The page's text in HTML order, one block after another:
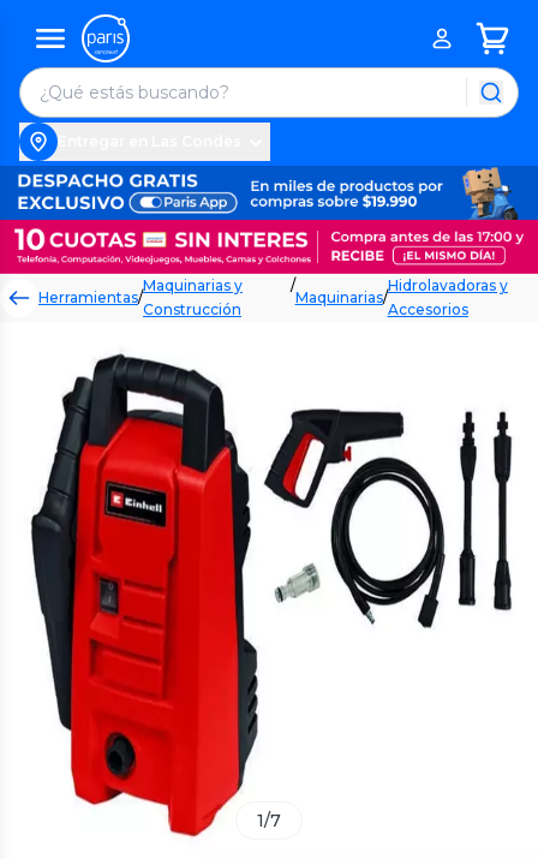
Herramientas/
Maquinarias y
Construcción
/
Maquinarias/
Hidrolavadoras y
Accesorios
1/7